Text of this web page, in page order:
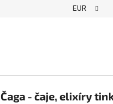
EUR
Čaga - čaje, elixíry